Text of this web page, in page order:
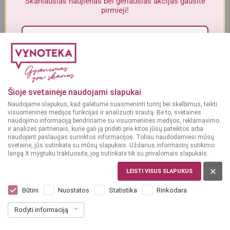
Šioje svetainėje naudojami slapukai
Naudojame slapukus, kad galėtume suasmeninti turinį bei skelbimus, teikti
visuomeninės medijos funkcijas ir analizuoti srautą. Be to, svetainės
naudojimo informaciją bendriname su visuomeninės medijos, reklamavimo
ir analizės partneriais, kurie gali ją pridėti prie kitos jūsų pateiktos arba
naudojant paslaugas surinktos informacijos. Toliau naudodamiesi mūsų
svetaine, jūs sutinkate su mūsų slapukais. Uždarius informacinį sutikimo
langą X mygtuku traktuosite, jog sutinkate tik su privalomais slapukais.
LEISTI VISUS SLAPUKUS
Būtini Nuostatos Statistika Rinkodara
Rodyti informaciją
Alkoholinius gėrimus gali įsigyti tik asmenys, kuriems yra
Parduotuvės 2022-08-26
Atsinaujinusi VYNOTEKA parduotuvė
prekybos ir pramogų centre „Ozas“,
Šiandien atidaryta atsinaujinusi VYNOTEKA parduotuvė
prekybos ir pramogų centre „Ozas“, Vilniuje. VALIO!
pirmieji!
Sutinku su„Vynoteka“
Paspausdamas patvirtinu, kad sutinku, kad mano duomenys būtų tvarkomi tiesioginės
sąlygomis*
PRENUMERUOTI